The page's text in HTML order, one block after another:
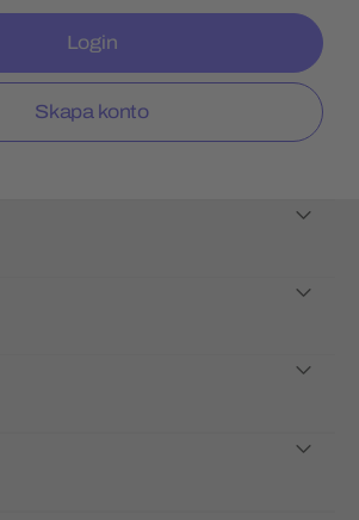
Login
Skapa konto